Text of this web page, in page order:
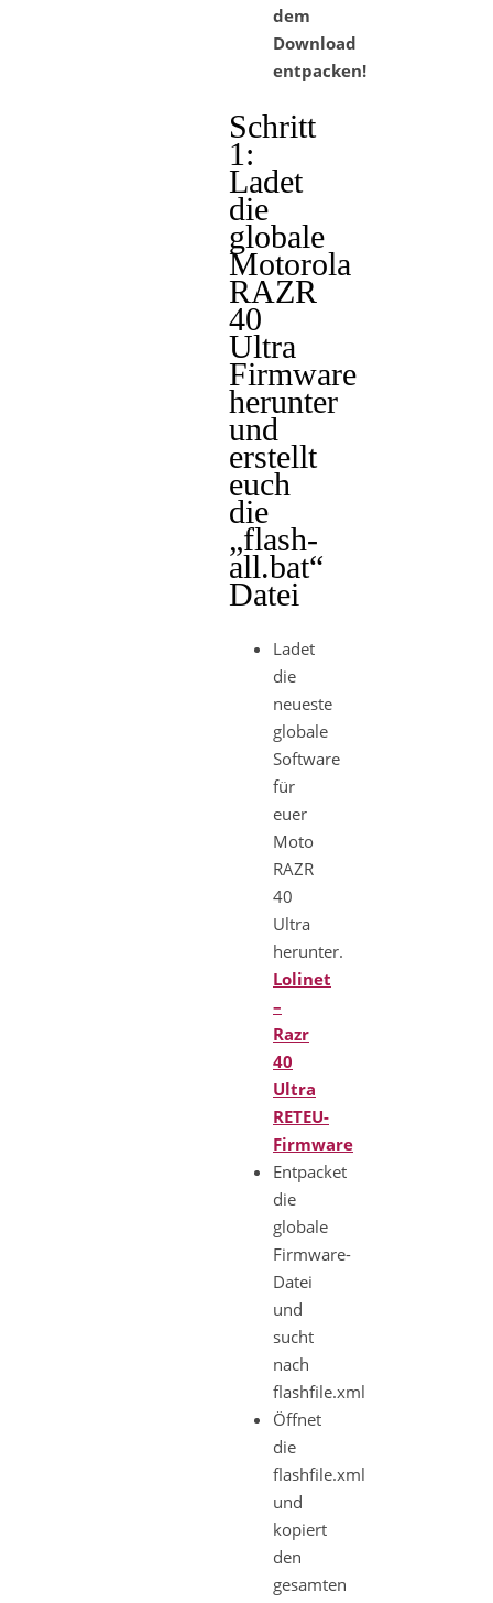
dem
Download
entpacken!
Schritt
1:
Ladet
die
globale
Motorola
RAZR
40
Ultra
Firmware
herunter
und
erstellt
euch
die
„flash-
all.bat“
Datei
Ladet
die
neueste
globale
Software
für
euer
Moto
RAZR
40
Ultra
herunter.
Lolinet
–
Razr
40
Ultra
RETEU-
Firmware
Entpacket
die
globale
Firmware-
Datei
und
sucht
nach
flashfile.xml
Öffnet
die
flashfile.xml
und
kopiert
den
gesamten